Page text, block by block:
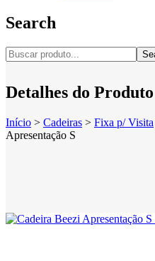
Search
Detalhes do Produto
Início > Cadeiras > Fixa p/ Visita
Apresentação S